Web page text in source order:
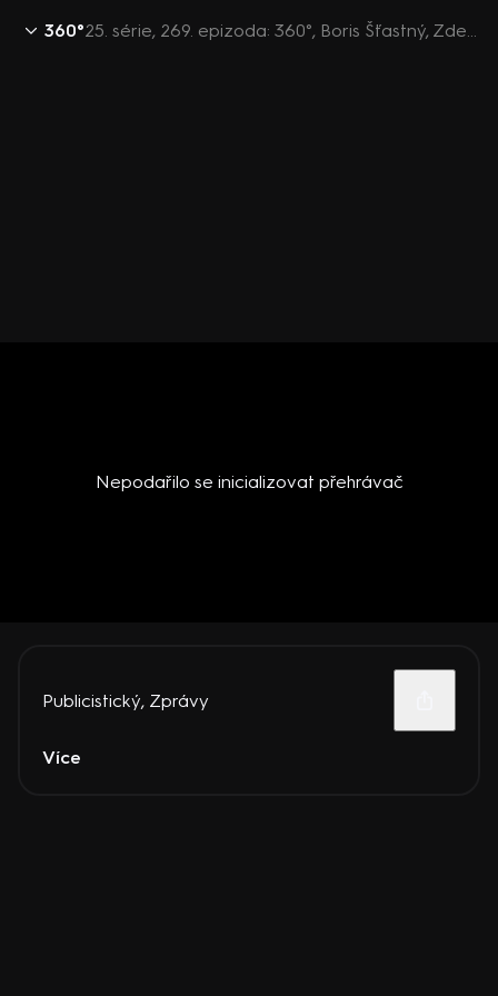
360° 25. série, 269. epizoda: 360°, Boris Šťastný, Zdeněk Hřib, Lubomír Zaorálek, Petr Vokřál - 26.9. v 21:30
Nepodařilo se inicializovat přehrávač
Publicistický, Zprávy
Více